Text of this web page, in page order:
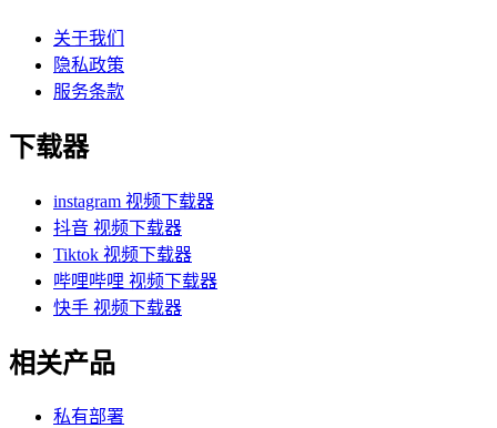
关于我们
隐私政策
服务条款
下载器
instagram 视频下载器
抖音 视频下载器
Tiktok 视频下载器
哔哩哔哩 视频下载器
快手 视频下载器
相关产品
私有部署